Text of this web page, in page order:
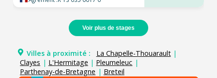
Voir plus de stages
Villes à proximité : La Chapelle-Thouarault |
Clayes | L'Hermitage | Pleumeleuc |
Parthenay-de-Bretagne | Breteil